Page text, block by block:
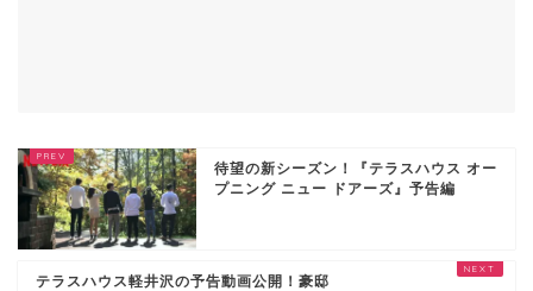
待望の新シーズン！『テラスハウス オー
プニング ニュー ドアーズ』予告編
テラスハウス軽井沢の予告動画公開！豪邸